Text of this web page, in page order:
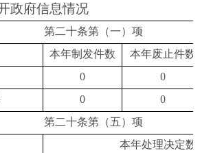
政府信息情况
第二十条第（一）项
本年制发件数
本年废止件数
0
0
0
0
第二十条第（五）项
本年处理决定数